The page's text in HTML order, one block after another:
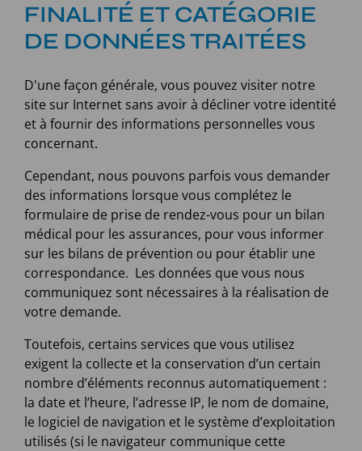
FINALITÉ ET CATÉGORIE
DE DONNÉES TRAITÉES
D'une façon générale, vous pouvez visiter notre
site sur Internet sans avoir à décliner votre identité
et à fournir des informations personnelles vous
concernant.
Cependant, nous pouvons parfois vous demander
des informations lorsque vous complétez le
formulaire de prise de rendez-vous pour un bilan
médical pour les assurances, pour vous informer
sur les bilans de prévention ou pour établir une
correspondance. Les données que vous nous
communiquez sont nécessaires à la réalisation de
votre demande.
Toutefois, certains services que vous utilisez
exigent la collecte et la conservation d’un certain
nombre d’éléments reconnus automatiquement :
la date et l’heure, l’adresse IP, le nom de domaine,
le logiciel de navigation et le système d’exploitation
utilisés (si le navigateur communique cette